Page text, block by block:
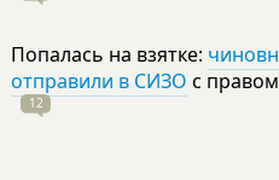
Попалась на взятке:
отправили в СИЗО с
12